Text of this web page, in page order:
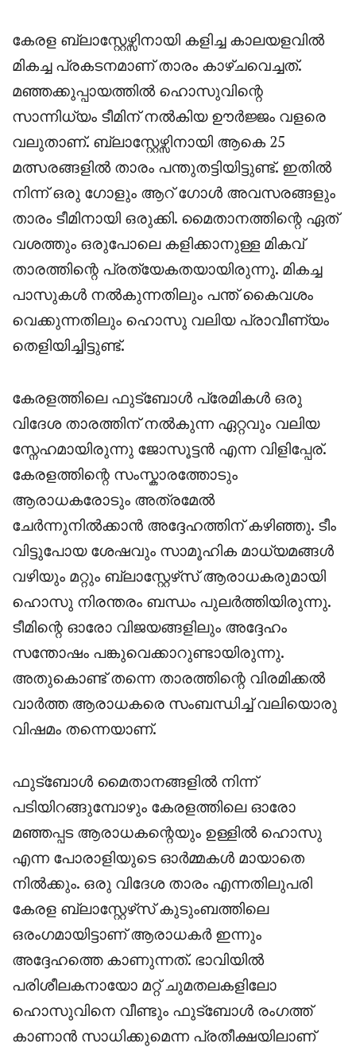
കേരള ബ്ലാസ്റ്റേഴ്സിനായി കളിച്ച കാലയളവിൽ
മികച്ച പ്രകടനമാണ് താരം കാഴ്ചവെച്ചത്.
മഞ്ഞക്കുപ്പായത്തിൽ ഹൊസുവിന്റെ
സാന്നിധ്യം ടീമിന് നൽകിയ ഊർജ്ജം വളരെ
വലുതാണ്. ബ്ലാസ്റ്റേഴ്സിനായി ആകെ 25
മത്സരങ്ങളിൽ താരം പന്തുതട്ടിയിട്ടുണ്ട്. ഇതിൽ
നിന്ന് ഒരു ഗോളും ആറ് ഗോൾ അവസരങ്ങളും
താരം ടീമിനായി ഒരുക്കി. മൈതാനത്തിന്റെ ഏത്
വശത്തും ഒരുപോലെ കളിക്കാനുള്ള മികവ്
താരത്തിന്റെ പ്രത്യേകതയായിരുന്നു. മികച്ച
പാസുകൾ നൽകുന്നതിലും പന്ത് കൈവശം
വെക്കുന്നതിലും ഹൊസു വലിയ പ്രാവീണ്യം
തെളിയിച്ചിട്ടുണ്ട്.
കേരളത്തിലെ ഫുട്ബോൾ പ്രേമികൾ ഒരു
വിദേശ താരത്തിന് നൽകുന്ന ഏറ്റവും വലിയ
സ്നേഹമായിരുന്നു ജോസൂട്ടൻ എന്ന വിളിപ്പേര്.
കേരളത്തിന്റെ സംസ്കാരത്തോടും
ആരാധകരോടും അത്രമേൽ
ചേർന്നുനിൽക്കാൻ അദ്ദേഹത്തിന് കഴിഞ്ഞു. ടീം
വിട്ടുപോയ ശേഷവും സാമൂഹിക മാധ്യമങ്ങൾ
വഴിയും മറ്റും ബ്ലാസ്റ്റേഴ്‌സ് ആരാധകരുമായി
ഹൊസു നിരന്തരം ബന്ധം പുലർത്തിയിരുന്നു.
ടീമിന്റെ ഓരോ വിജയങ്ങളിലും അദ്ദേഹം
സന്തോഷം പങ്കുവെക്കാറുണ്ടായിരുന്നു.
അതുകൊണ്ട് തന്നെ താരത്തിന്റെ വിരമിക്കൽ
വാർത്ത ആരാധകരെ സംബന്ധിച്ച് വലിയൊരു
വിഷമം തന്നെയാണ്.
ഫുട്ബോൾ മൈതാനങ്ങളിൽ നിന്ന്
പടിയിറങ്ങുമ്പോഴും കേരളത്തിലെ ഓരോ
മഞ്ഞപ്പട ആരാധകന്റെയും ഉള്ളിൽ ഹൊസു
എന്ന പോരാളിയുടെ ഓർമ്മകൾ മായാതെ
നിൽക്കും. ഒരു വിദേശ താരം എന്നതിലുപരി
കേരള ബ്ലാസ്റ്റേഴ്‌സ് കുടുംബത്തിലെ
ഒരംഗമായിട്ടാണ് ആരാധകർ ഇന്നും
അദ്ദേഹത്തെ കാണുന്നത്. ഭാവിയിൽ
പരിശീലകനായോ മറ്റ് ചുമതലകളിലോ
ഹൊസുവിനെ വീണ്ടും ഫുട്ബോൾ രംഗത്ത്
കാണാൻ സാധിക്കുമെന്ന പ്രതീക്ഷയിലാണ്